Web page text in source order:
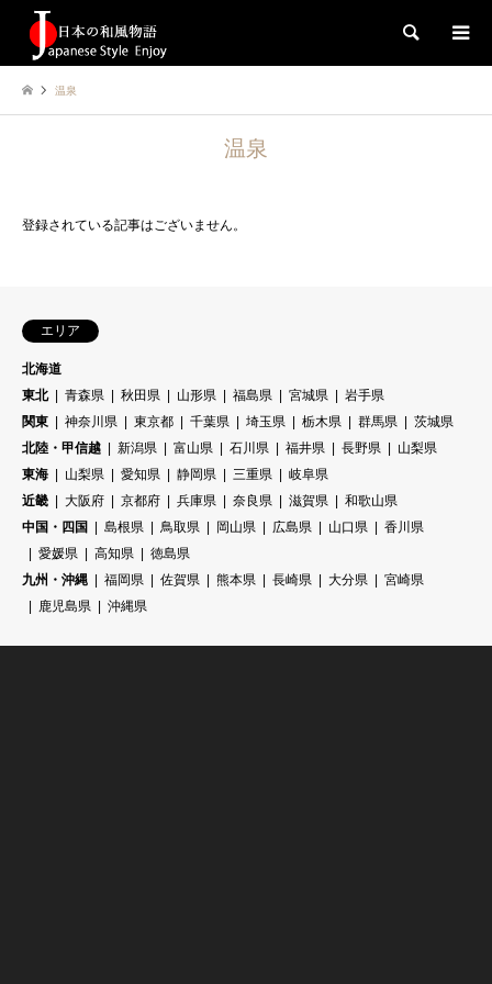
検索
温泉
温泉
登録されている記事はございません。
エリア
北海道
東北
青森県 秋田県 山形県 福島県 宮城県
岩手県
関東
神奈川県 東京都 千葉県 埼玉県 栃木県 群馬県
茨城県
北陸・甲信越
新潟県 富山県 石川県 福井県 長野県
山梨県
東海
山梨県 愛知県 静岡県 三重県
岐阜県
近畿
大阪府 京都府 兵庫県 奈良県 滋賀県
和歌山県
中国・四国
島根県 鳥取県 岡山県 広島県 山口県
香川県
愛媛県
高知県
徳島県
九州・沖縄
福岡県 佐賀県 熊本県 長崎県 大分県
宮崎県
鹿児島県
沖縄県